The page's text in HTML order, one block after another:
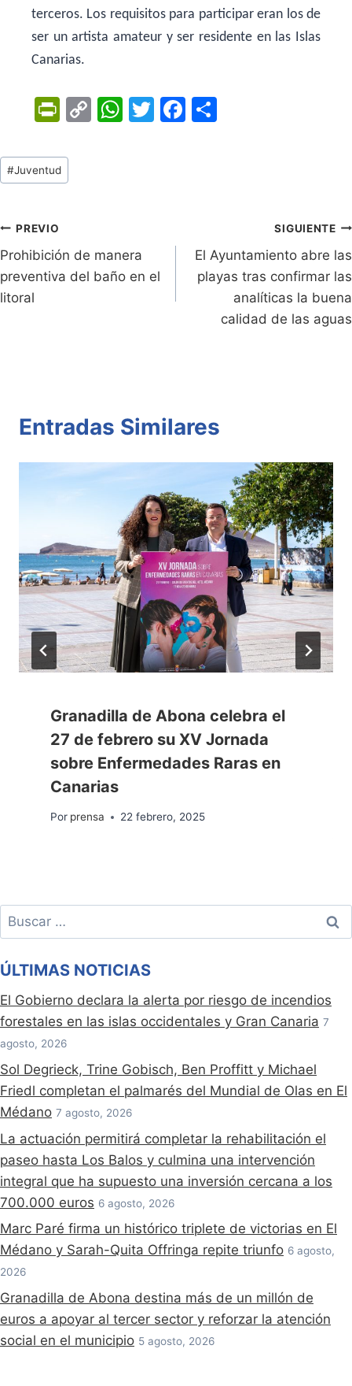
terceros. Los requisitos para participar eran los de
ser un artista amateur y ser residente en las Islas
Canarias.
Pr
tF
ri
dl
y
C
k
W
p
T
F
o
k
Tags
de
#Juventud
Navegación
de
entradas
PREVIO
Prohibición de manera
preventiva del baño en el
litoral
SIGUIENTE
El Ayuntamiento abre las
playas tras confirmar las
analíticas la buena
calidad de las aguas
Entradas Similares
Granadilla de Abona celebra el
27 de febrero su XV Jornada
sobre Enfermedades Raras en
Canarias
Por prensa 22 febrero, 2025
Buscar:
ÚLTIMAS NOTICIAS
El Gobierno declara la alerta por riesgo de incendios
forestales en las islas occidentales y Gran Canaria 7
agosto, 2026
Sol Degrieck, Trine Gobisch, Ben Proffitt y Michael
Friedl completan el palmarés del Mundial de Olas en El
Médano 7 agosto, 2026
La actuación permitirá completar la rehabilitación el
paseo hasta Los Balos y culmina una intervención
integral que ha supuesto una inversión cercana a los
700.000 euros 6 agosto, 2026
Marc Paré firma un histórico triplete de victorias en El
Médano y Sarah-Quita Offringa repite triunfo 6 agosto,
2026
Granadilla de Abona destina más de un millón de
euros a apoyar al tercer sector y reforzar la atención
social en el municipio 5 agosto, 2026